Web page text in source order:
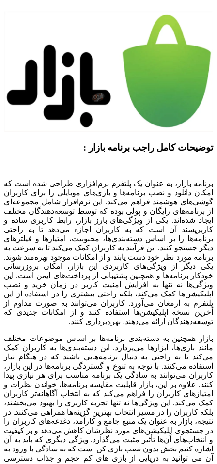
توضیحات کامل راجب برنامه بازار :
برنامه‌ بازار، به عنوان یک پلتفرم نرم‌افزاری طراحی شده است که
امکان دانلود و نصب برنامه‌ها و بازی‌های موبایلی را برای کاربران
گوشی‌های هوشمند فراهم می‌کند. این نرم‌افزار شامل مجموعه‌ای
از برنامه‌های رایگان و پولی بوده که توسط توسعه‌دهندگان مختلف
ایجاد شده‌اند. یکی از ویژگی‌های بارز بازار، رابط کاربری ساده و
کاربرپسند آن است که به کاربران اجازه می‌دهد تا به راحتی
برنامه‌ها را بر اساس دسته‌بندی‌ها، محبوبیت، امتیازها و فیلترهای
دیگر جستجو کنند. این فرآیند به کاربران کمک می‌کند تا به سرعت به
برنامه مورد نظر خود دست یابند و از امکانات موجود بهره‌مند شوند.
یکی دیگر از ویژگی‌های کاربردی این بازار، امکان بروزرسانی
خودکار برنامه‌ها و همچنین پشتیبانی از پرداخت‌های ایمن است. این
ویژگی‌ها نه تنها به افزایش امنیت کاربر در زمان خرید و نصب
اپلیکیشن‌ها کمک می‌کند، بلکه راحتی بیشتری را در استفاده از این
پلتفرم به ارمغان می‌آورد. کاربران می‌توانند به صورت مداوم از
آخرین نسخه اپلیکیشن‌ها استفاده کنند و از امکانات جدیدی که
توسعه‌دهندگان ارائه می‌دهند، بهره‌برداری کنند.
بازار همچنین به دسته‌بندی برنامه‌ها بر اساس موضوعات مختلف
مانند بازی‌ها، ابزارها می‌پردازد. این دسته‌بندی‌ها به کاربران کمک
می‌کند تا به راحتی به دنبال برنامه‌هایی باشند که در هنگام نیاز
استفاده می‌کنند. با توجه به تنوع و گستردگی برنامه‌ها در این بازار،
کاربران می‌توانند به سادگی یک برنامه مناسب برای هر نیازی پیدا
کنند. علاوه بر این، بازار قابلیت مقایسه برنامه‌ها، خواندن نظرات و
امتیازهای کاربران را فراهم می‌کند که به انتخاب آگاهانه‌تر کاربران
کمک می‌کند. این ویژگی‌ها نه تنها تجربه کاربری را بهبود می‌بخشند،
بلکه کاربران را در مسیر انتخاب بهترین گزینه‌ها همراهی می‌کنند. در
نتیجه، بازار به عنوان یک منبع جامع و کارآمد، دغدغه‌های کاربران را
در جستجوی اپلیکیشن‌های مورد نظرشان کاهش می‌دهد و بر کیفیت
و انتخاب‌های آن‌ها تأثیر مثبت می‌گذارد. ویژگی دیگری که باید به آن
اشاره کنیم بخش بدون نصب بازی کن است که به سادگی با ورود به
آن می توانید به دریایی از بازی های کم حجم و جذاب دسترسی